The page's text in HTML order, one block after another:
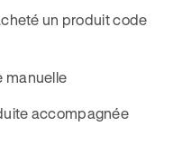
un produit code
manuelle
accompagnée